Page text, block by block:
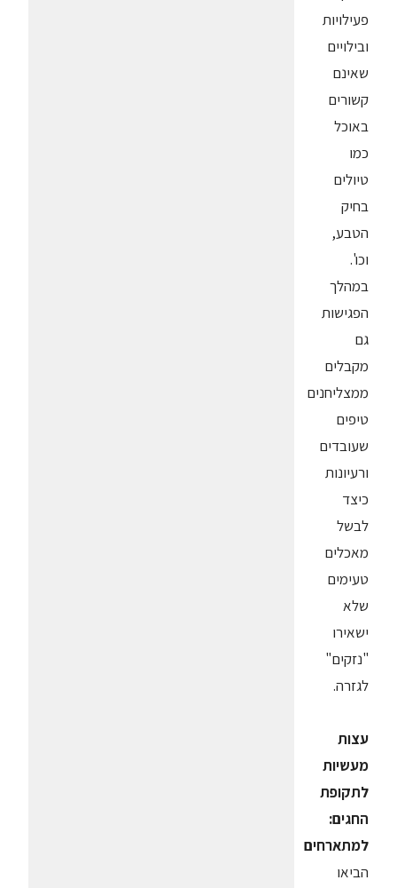
פעילויות
ובילויים
שאינם
קשורים
באוכל
כמו
טיולים
בחיק
הטבע,
וכו'.
במהלך
הפגישות
גם
מקבלים
ממצליחנים
טיפים
שעובדים
ורעיונות
כיצד
לבשל
מאכלים
טעימים
שלא
ישאירו
"נזקים"
לגזרה.
עצות
מעשיות
לתקופת
החגים:
למתארחים
הביאו